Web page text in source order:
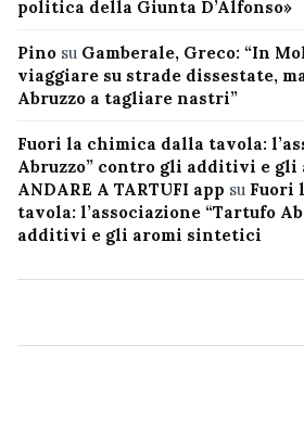
politica della Giunta D’Alfonso»
Pino su Gamberale, Greco: “In
viaggiare su strade dissestate,
Abruzzo a tagliare nastri”
Fuori la chimica dalla tavola:
Abruzzo” contro gli additivi e
ANDARE A TARTUFI app su Fuori
tavola: l’associazione “Tartufo
additivi e gli aromi sintetici